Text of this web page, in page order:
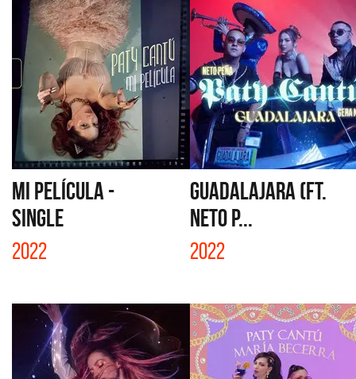
MI PELÍCULA -
SINGLE
2022
GUADALAJARA (FT.
NETO P...
2022